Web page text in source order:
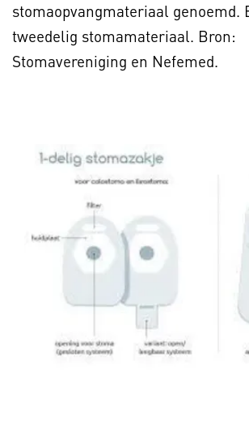
stomaopvangmateriaal genoemd.
tweedelig stomamateriaal. Bron:
Stomavereniging en Nefemed.